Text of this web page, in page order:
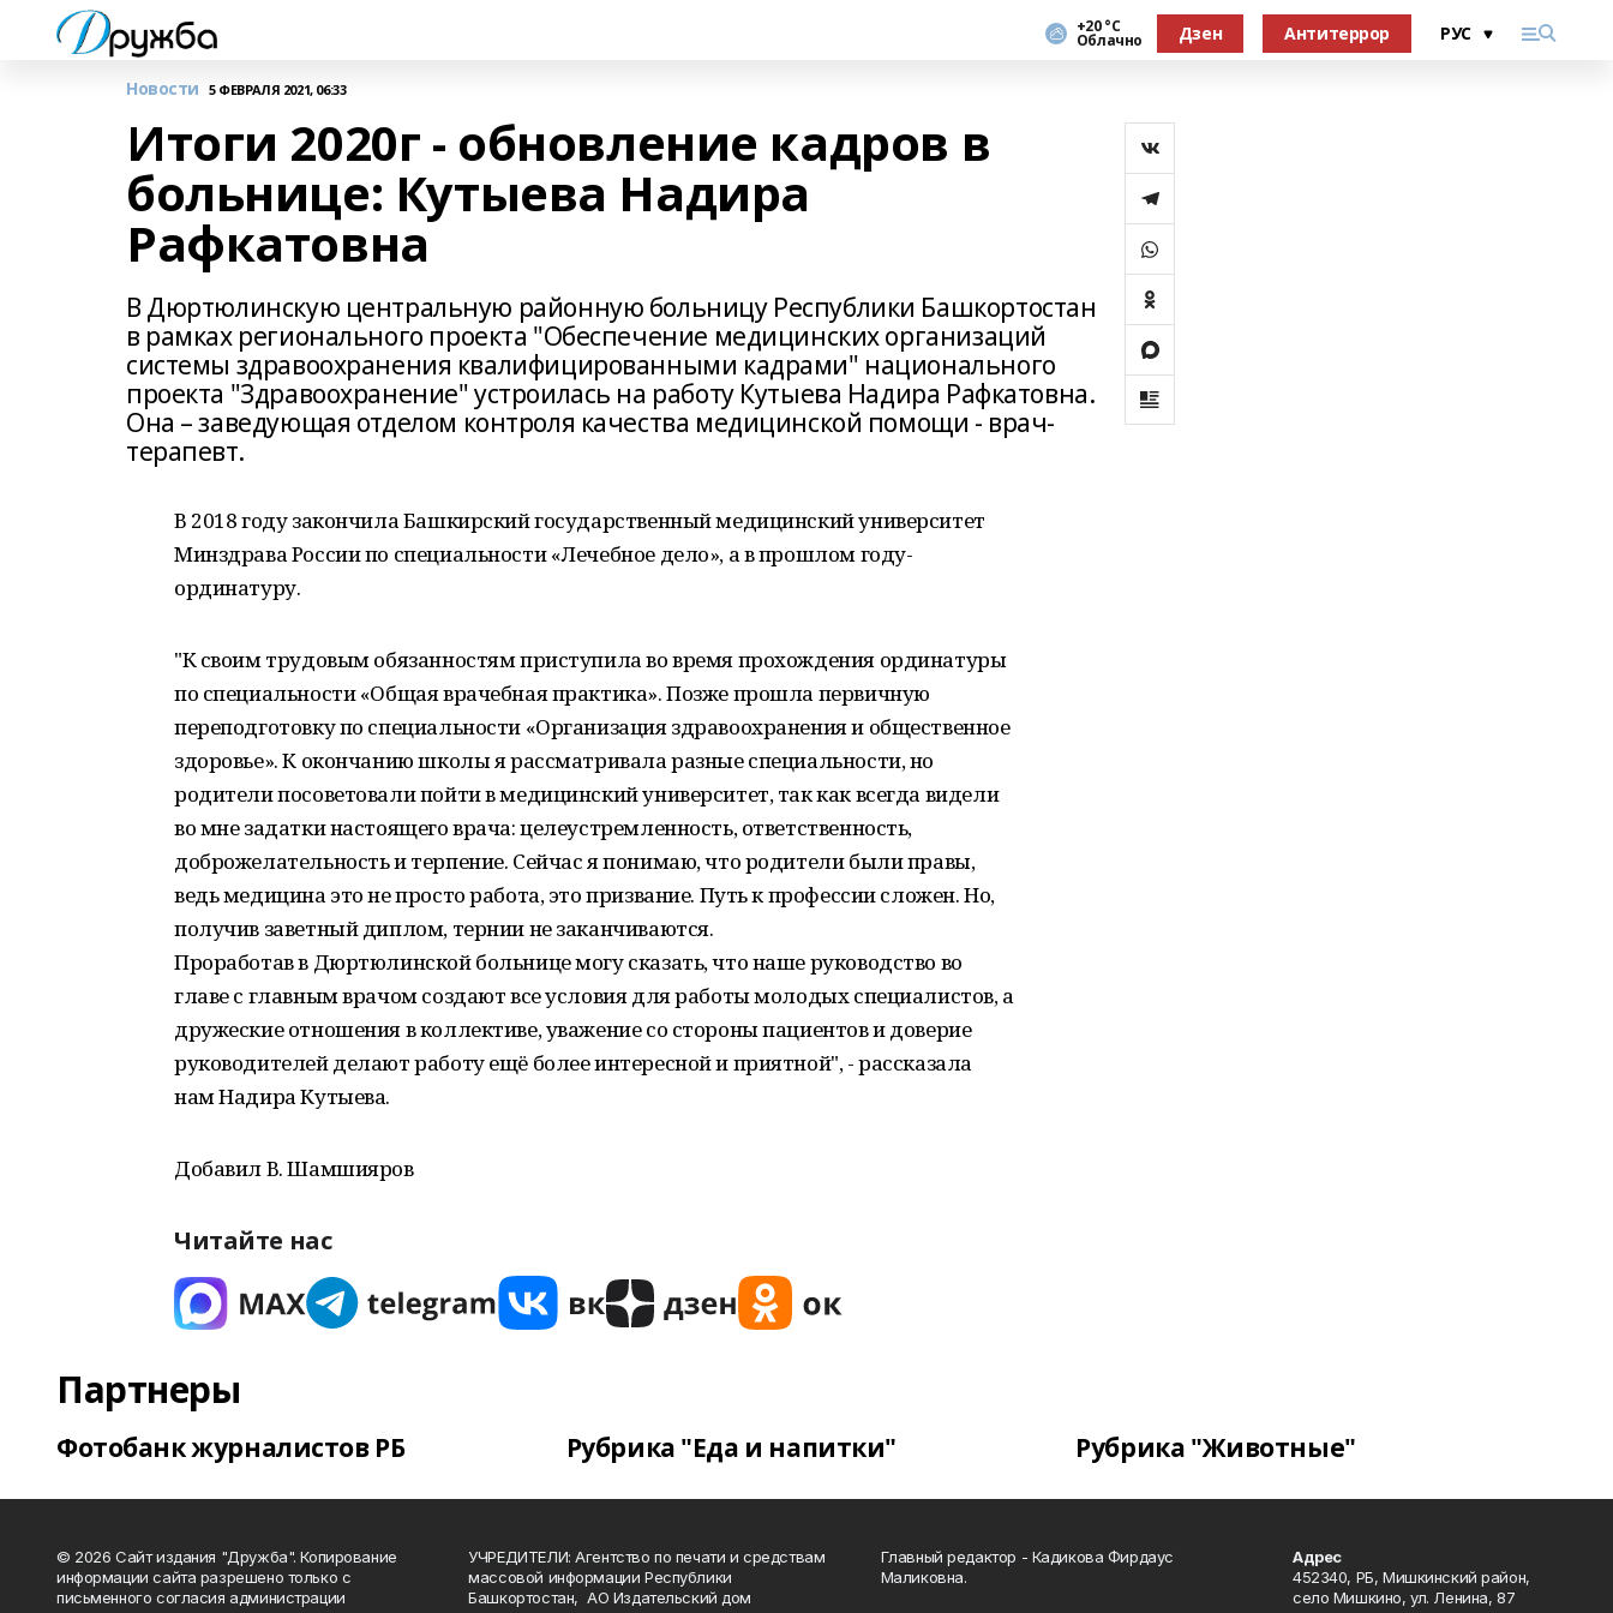
+20 °С
Облачно Дзен Антитеррор
Новости 5 ФЕВРАЛЯ 2021, 06:33
Итоги 2020г - обновление кадров в
больнице: Кутыева Надира
Рафкатовна
В Дюртюлинскую центральную районную больницу Республики Башкортостан
в рамках регионального проекта "Обеспечение медицинских организаций
системы здравоохранения квалифицированными кадрами" национального
проекта "Здравоохранение" устроилась на работу Кутыева Надира Рафкатовна.
Она – заведующая отделом контроля качества медицинской помощи - врач-
терапевт.
В 2018 году закончила Башкирский государственный медицинский университет
Минздрава России по специальности «Лечебное дело», а в прошлом году-
ординатуру.
"К своим трудовым обязанностям приступила во время прохождения ординатуры
по специальности «Общая врачебная практика». Позже прошла первичную
переподготовку по специальности «Организация здравоохранения и общественное
здоровье». К окончанию школы я рассматривала разные специальности, но
родители посоветовали пойти в медицинский университет, так как всегда видели
во мне задатки настоящего врача: целеустремленность, ответственность,
доброжелательность и терпение. Сейчас я понимаю, что родители были правы,
ведь медицина это не просто работа, это призвание. Путь к профессии сложен. Но,
получив заветный диплом, тернии не заканчиваются.
Проработав в Дюртюлинской больнице могу сказать, что наше руководство во
главе с главным врачом создают все условия для работы молодых специалистов, а
дружеские отношения в коллективе, уважение со стороны пациентов и доверие
руководителей делают работу ещё более интересной и приятной", - рассказала
нам Надира Кутыева.
Добавил В. Шамшияров
Читайте нас
Партнеры
Фотобанк журналистов РБ Рубрика "Еда и напитки" Рубрика "Животные"
© 2026 Сайт издания "Дружба". Копирование
информации сайта разрешено только с
письменного согласия администрации
УЧРЕДИТЕЛИ: Агентство по печати и средствам
массовой информации Республики
Башкортостан, АО Издательский дом
Главный редактор - Кадикова Фирдаус
Маликовна.
Адрес
452340, РБ, Мишкинский район,
село Мишкино, ул. Ленина, 87